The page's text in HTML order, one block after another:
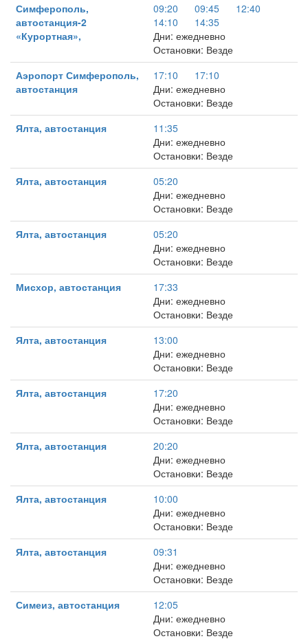
Симферополь,
автостанция-2
«Курортная»,
09:20 09:45
12:40
14:10
14:35
Дни: ежедневно
Остановки: Везде
Аэропорт Симферополь,
автостанция
17:10
17:10
Дни: ежедневно
Остановки: Везде
Ялта, автостанция
11:35
Дни: ежедневно
Остановки: Везде
Ялта, автостанция
05:20
Дни: ежедневно
Остановки: Везде
Ялта, автостанция
05:20
Дни: ежедневно
Остановки: Везде
Мисхор, автостанция
17:33
Дни: ежедневно
Остановки: Везде
Ялта, автостанция
13:00
Дни: ежедневно
Остановки: Везде
Ялта, автостанция
17:20
Дни: ежедневно
Остановки: Везде
Ялта, автостанция
20:20
Дни: ежедневно
Остановки: Везде
Ялта, автостанция
10:00
Дни: ежедневно
Остановки: Везде
Ялта, автостанция
09:31
Дни: ежедневно
Остановки: Везде
Симеиз, автостанция
12:05
Дни: ежедневно
Остановки: Везде